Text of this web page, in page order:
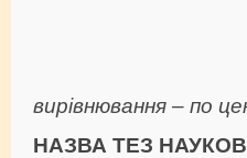
вирівнювання – по
НАЗВА ТЕЗ